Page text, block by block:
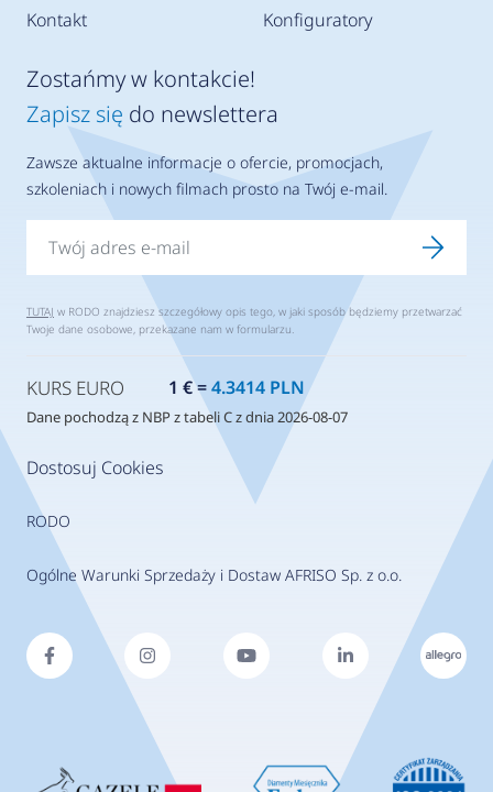
Kontakt Konfiguratory
Dostosuj Cookies
RODO
Ogólne Warunki Sprzedaży i Dostaw AFRISO Sp. z o.o.
Zostańmy w kontakcie!
Zapisz się do newslettera
Zawsze aktualne informacje o ofercie, promocjach,
szkoleniach i nowych filmach prosto na Twój e-mail.
TUTAJ w RODO znajdziesz szczegółowy opis tego, w jaki sposób będziemy przetwarzać
Twoje dane osobowe, przekazane nam w formularzu.
KURS EURO 1 € =4.3414 PLN
Dane pochodzą z NBP z tabeli C z dnia 2026-08-07